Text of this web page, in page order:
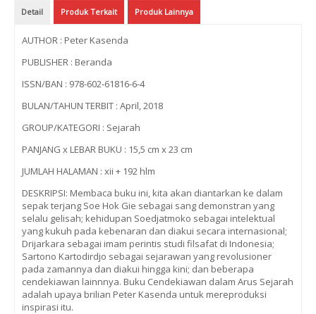
Detail Produk Terkait Produk Lainnya
AUTHOR : Peter Kasenda
PUBLISHER : Beranda
ISSN/BAN : 978-602-61816-6-4
BULAN/TAHUN TERBIT : April, 2018
GROUP/KATEGORI : Sejarah
PANJANG x LEBAR BUKU : 15,5 cm x 23 cm
JUMLAH HALAMAN : xii + 192 hlm
DESKRIPSI: Membaca buku ini, kita akan diantarkan ke dalam
sepak terjang Soe Hok Gie sebagai sang demonstran yang
selalu gelisah; kehidupan Soedjatmoko sebagai intelektual
yang kukuh pada kebenaran dan diakui secara internasional;
Drijarkara sebagai imam perintis studi filsafat di Indonesia;
Sartono Kartodirdjo sebagai sejarawan yang revolusioner
pada zamannya dan diakui hingga kini; dan beberapa
cendekiawan lainnnya. Buku Cendekiawan dalam Arus Sejarah
adalah upaya brilian Peter Kasenda untuk mereproduksi
inspirasi itu.